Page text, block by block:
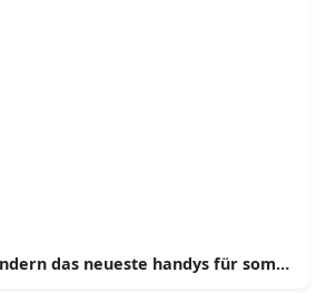
das neueste handys für